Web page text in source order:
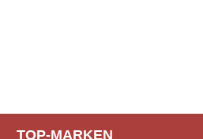
TOP-MARKEN